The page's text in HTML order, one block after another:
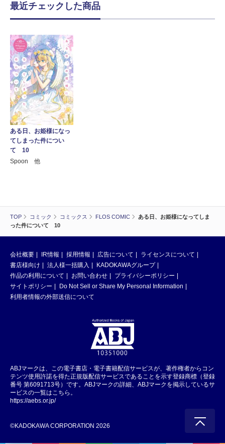
TOP コミック コミックス FLOS COMIC
ある日、お姫様になってしま
った件について 10
最近チェックした商品
ある日、お姫様になっ
てしまった件につい
て 10
Spoon 他
会社概要 IR情報 採用情報 広告について
ライセンスについて
書店様向け
法人様一括購入
KADOKAWAグループ
作品の利用について
お問い合わせ
プライバシーポリシー
サイトポリシー
Do Not Sell or Share My Personal Information
利用者情報の外部送信について
ABJマークは、この電子書店・電子書籍配信サービスが、著作権者からコン
テンツ使用許諾を得た正規版配信サービスであることを示す登録商標（登録
番号 第6091713号）です。ABJマークの詳細、ABJマークを掲示しているサ
ービスの一覧はこちら。
https://aebs.or.jp/
©KADOKAWA CORPORATION 2026